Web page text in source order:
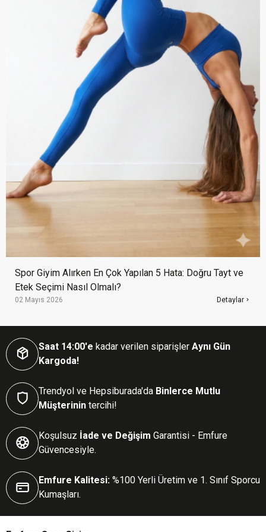
Spor Giyim Alırken En Çok Yapılan 5 Hata: Doğru Tayt ve
Etek Seçimi Nasıl Olmalı?
02 Mayıs 2026 Detaylar
Saat 14:00'e kadar verilen siparişler Aynı Gün
Kargoda!
Trendyol ve Hepsiburada'da Binlerce Mutlu
Müşterinin tercihi!
Koşulsuz İade ve Değişim Garantisi - Emfure
Güvencesiyle.
Emfure Kalitesi: %100 Yerli Üretim ve 1. Sınıf Sporcu
Kumaşları.